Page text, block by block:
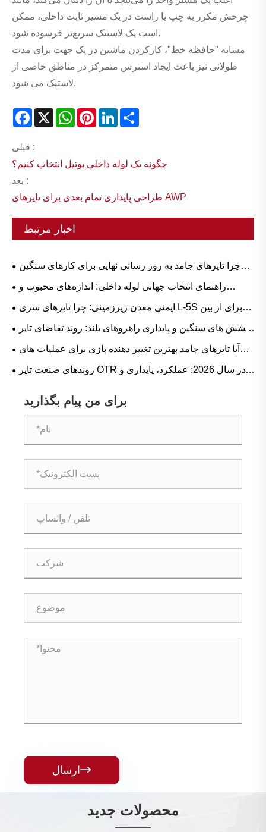
چرخش مکرر به چپ یا راست در یک مسیر ثابت داخلی، ممکن
است یک لاستیک سریع‌تر فرسوده شود.
مشابه "حافظه خط"، کارکردن ماشین در یک جهت برای مدت
طولانی نیز باعث ایجاد استرس متمرکز در مناطق خاصی از
لاستیک می شود.
Facebook
X WhatsAppPinterestLinkedIn
قبلی :
چگونه یک لوله داخلی بوتیل انتخاب کنیم؟
بعد :
طراحی پایداری تمام بعدی برای تایرهای AWP
اخبار مرتبط
چرا تایرهای جامد به روز رسانی نهایی برای کارهای سنگین
راهنمای انتخاب جهانی لوله داخلی: اندازه‌های محبوب و
برنامه‌های مبتنی بر سناریو برای لاستیک طبیعی در مقابل بوتیل
ایمنی معدن زیرزمینی: چرا تایرهای سری L-5S برای از بین
بردن زمان توقف پرهزینه LHD حیاتی هستند
کشش های سنگین و پایداری راهروهای بلند: روند تقاضای تایر
آیا تایرهای جامد بهترین تغییر دهنده بازی برای عملیات های
سنگین هستند؟
روندهای صنعت تایر OTR در سال 2026: عملکرد، پایداری و
برای من پیام بگذارید
ارسال
محصولات جدید